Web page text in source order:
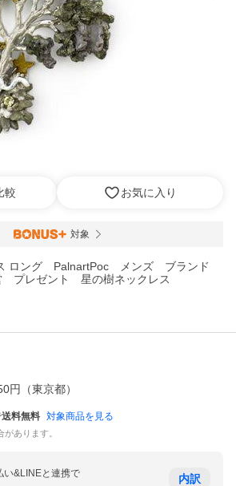
較 お気に入り
対象
ス ロング PalnartPoc メンズ ブランド
プレゼント 星の樹ネックレス
円 （東京都）
送料無料 対象商品を見る
あります。
い&LINEと連携で 内訳